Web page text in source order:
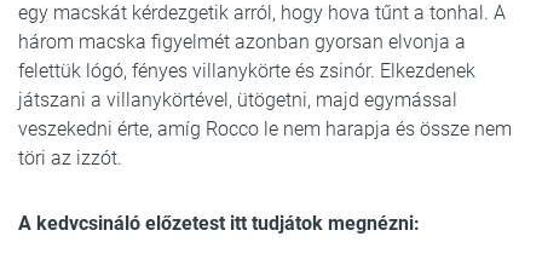
egy macskát kérdezgetik arról, hogy hova tűnt a tonhal. A
három macska figyelmét azonban gyorsan elvonja a
felettük lógó, fényes villanykörte és zsinór. Elkezdenek
játszani a villanykörtével, ütögetni, majd egymással
veszekedni érte, amíg Rocco le nem harapja és össze nem
töri az izzót.
A kedvcsináló előzetest itt tudjátok megnézni: